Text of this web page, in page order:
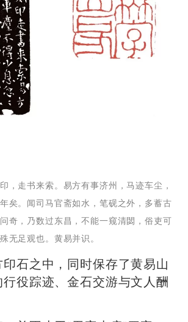
，走书来索。易方有事济州，马迹车尘，
矣。闻司马官斋如水，笔砚之外，多蓄古
奇，乃数过东昌，不能一窥清閟，俗吏可
无足观也。黄易并识。
石之中，同时保存了黄易山
役踪迹、金石交游与文人酬